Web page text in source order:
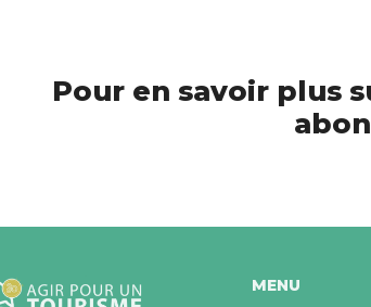
Pour en savoir plus
MENU